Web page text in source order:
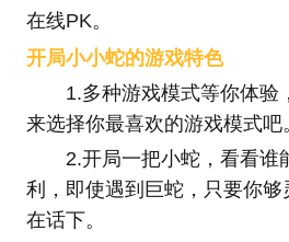
在线PK。
开局小小蛇的游戏特色
1.多种游戏模式等你体验
来选择你最喜欢的游戏模式吧
2.开局一把小蛇，看看谁
利，即使遇到巨蛇，只要你
在话下。